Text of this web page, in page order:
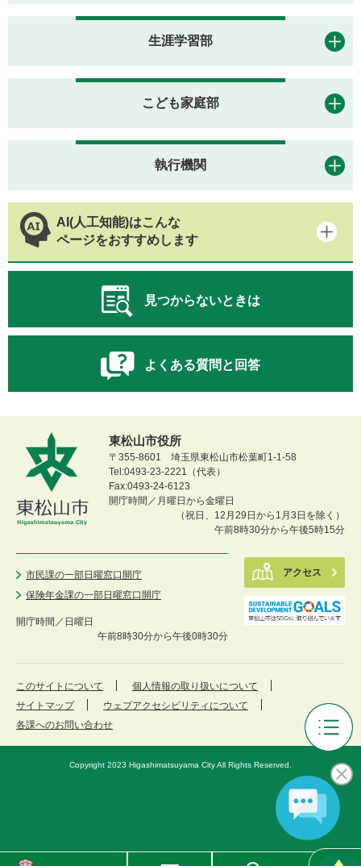
審
等
メ
ニ
ュ
ー
生涯学習部
こども家庭部
執行機関
AI(人工知能)はこんな
ページをおすすめします
見つからないときは
よくある質問と回答
東松山市役所
〒355-8601 埼玉県東松山市松葉町1-1-58
Tel:0493-23-2221（代表）
Fax:0493-24-6123
開庁時間／月曜日から金曜日
（祝日、12月29日から1月3日を除く）
午前8時30分から午後5時15分
市民課の一部日曜窓口開庁
保険年金課の一部日曜窓口開庁
開庁時間／ 日曜日
午前8時30分から午後0時30分
アクセス
このサイトについて
個人情報の取り扱いについて
サイトマップ
ウェブアクセシビリティについて
各課へのお問い合わせ
Copyright 2023 Higashimatsuyama City All Rights Reserved.